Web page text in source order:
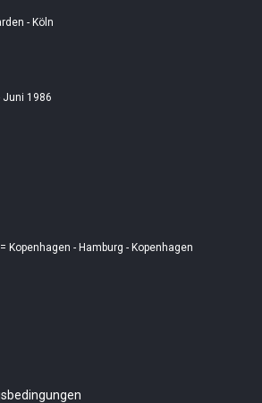
- Köln
Juni 1986
Kopenhagen - Hamburg - Kopenhagen